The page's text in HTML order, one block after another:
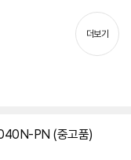
기
더보기
PN (중고품)